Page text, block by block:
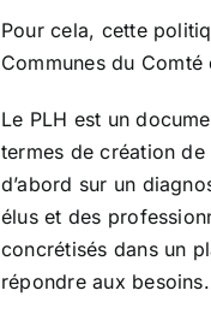
Pour cela, cette
Communes du Comté
Le PLH est un
termes de création de
d’abord sur un
élus et des
concrétisés dans un
répondre aux besoins.